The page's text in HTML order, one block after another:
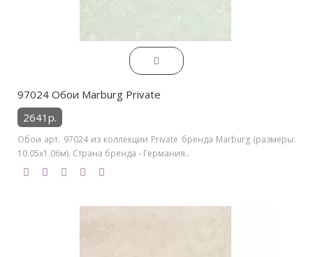
97024 Обои Marburg Private
2641р.
Обои арт. 97024 из коллекции Private бренда Marburg (размеры:
10.05х1.06м). Страна бренда - Германия..